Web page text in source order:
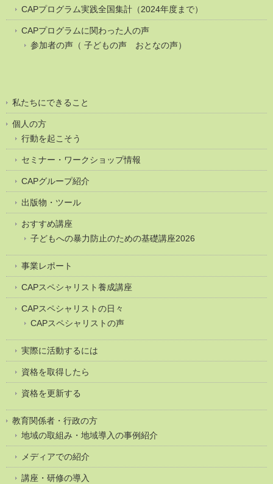
CAPプログラム実践全国集計（2024年度まで）
CAPプログラムに関わった人の声
参加者の声（ 子どもの声 おとなの声）
私たちにできること
個人の方
行動を起こそう
セミナー・ワークショップ情報
CAPグループ紹介
出版物・ツール
おすすめ講座
子どもへの暴力防止のための基礎講座2026
事業レポート
CAPスペシャリスト養成講座
CAPスペシャリストの日々
CAPスペシャリストの声
実際に活動するには
資格を取得したら
資格を更新する
教育関係者・行政の方
地域の取組み・地域導入の事例紹介
メディアでの紹介
講座・研修の導入